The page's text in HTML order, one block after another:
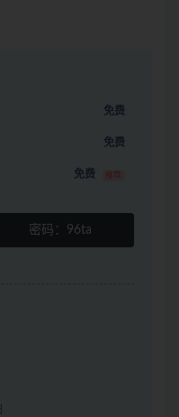
免费
免费
免费 推荐
密码： 96ta